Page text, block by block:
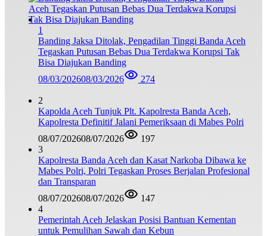
1
Banding Jaksa Ditolak, Pengadilan Tinggi Banda Aceh
Tegaskan Putusan Bebas Dua Terdakwa Korupsi Tak
Bisa Diajukan Banding
08/03/202608/03/2026 274
2
Kapolda Aceh Tunjuk Plt. Kapolresta Banda Aceh,
Kapolresta Definitif Jalani Pemeriksaan di Mabes Polri
08/07/202608/07/2026
197
3
Kapolresta Banda Aceh dan Kasat Narkoba Dibawa ke
Mabes Polri, Polri Tegaskan Proses Berjalan Profesional
dan Transparan
08/07/202608/07/2026
147
4
Pemerintah Aceh Jelaskan Posisi Bantuan Kementan
untuk Pemulihan Sawah dan Kebun